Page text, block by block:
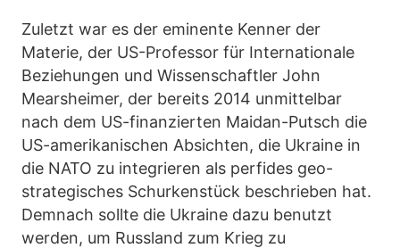
Zuletzt war es der eminente Kenner der
Materie, der US-Professor für Internationale
Beziehungen und Wissenschaftler John
Mearsheimer, der bereits 2014 unmittelbar
nach dem US-finanzierten Maidan-Putsch die
US-amerikanischen Absichten, die Ukraine in
die NATO zu integrieren als perfides geo-
strategisches Schurkenstück beschrieben hat.
Demnach sollte die Ukraine dazu benutzt
werden, um Russland zum Krieg zu